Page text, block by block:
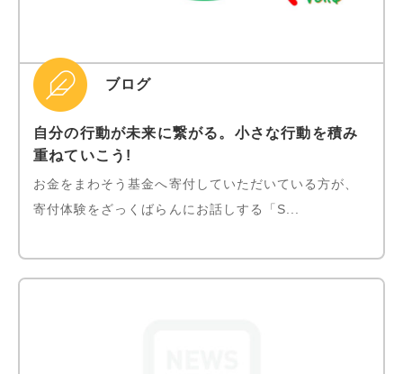
ブログ
自分の行動が未来に繋がる。小さな行動を積み
重ねていこう!
お金をまわそう基金へ寄付していただいている方が、
寄付体験をざっくばらんにお話しする「S...